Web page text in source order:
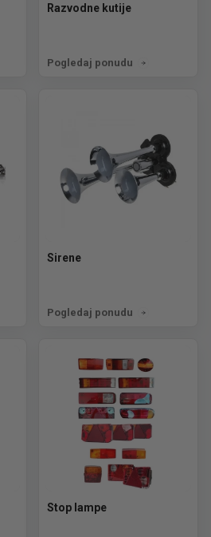
Razvodne kutije
Pogledaj ponudu
Sirene
Pogledaj ponudu
Stop lampe